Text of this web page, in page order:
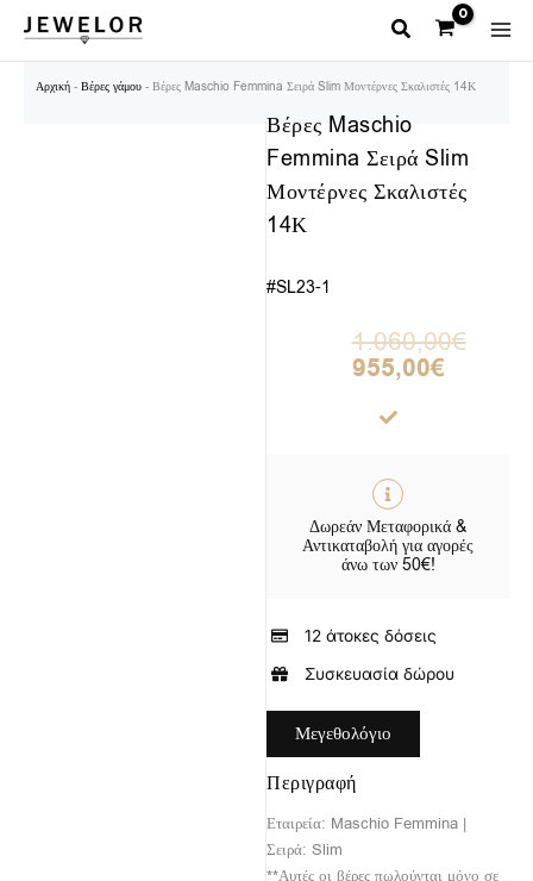
Μετάβαση
περιεχόμενο
Αρχική - Βέρες γάμου - Βέρες Maschio Femmina Σειρά Slim Μοντέρνες Σκαλιστές 14Κ
Βέρες Maschio
Femmina Σειρά Slim
Μοντέρνες Σκαλιστές
14Κ
#SL23-1
1.060,00€
Original
price
was:
1.060,00€.
955,00€
Η
τρέχουσα
τιμή
είναι:
955,00€.
Δωρεάν Μεταφορικά &
Αντικαταβολή για αγορές
άνω των 50€!
12 άτοκες δόσεις
Συσκευασία δώρου
Μεγεθολόγιο
Περιγραφή
Εταιρεία: Maschio Femmina |
Σειρά: Slim
**Αυτές οι βέρες πωλούνται μόνο σε